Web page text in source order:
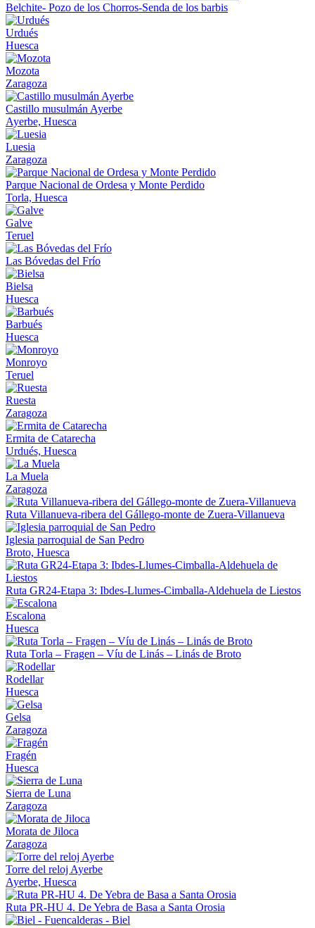
Belchite- Pozo de los Chorros-Senda de los barbis
Urdués
Huesca
Mozota
Zaragoza
Castillo musulmán Ayerbe
Ayerbe, Huesca
Luesia
Zaragoza
Parque Nacional de Ordesa y Monte Perdido
Torla, Huesca
Galve
Teruel
Las Bóvedas del Frío
Bielsa
Huesca
Barbués
Huesca
Monroyo
Teruel
Ruesta
Zaragoza
Ermita de Catarecha
Urdués, Huesca
La Muela
Zaragoza
Ruta Villanueva-ribera del Gállego-monte de Zuera-Villanueva
Iglesia parroquial de San Pedro
Broto, Huesca
Ruta GR24-Etapa 3: Ibdes-Llumes-Cimballa-Aldehuela de Liestos
Escalona
Huesca
Ruta Torla – Fragen – Víu de Linás – Linás de Broto
Rodellar
Huesca
Gelsa
Zaragoza
Fragén
Huesca
Sierra de Luna
Zaragoza
Morata de Jiloca
Zaragoza
Torre del reloj Ayerbe
Ayerbe, Huesca
Ruta PR-HU 4. De Yebra de Basa a Santa Orosia